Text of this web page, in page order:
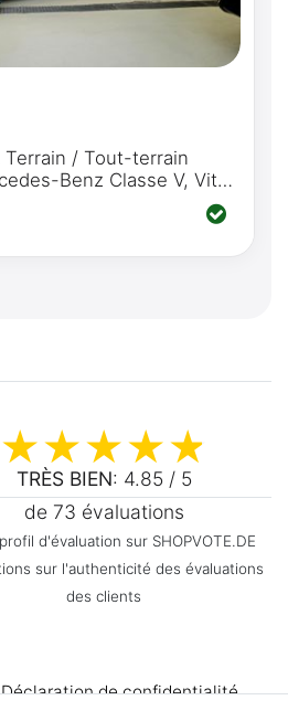
/ Tout-terrain
Benz Classe V, Vito,
Activity - Delta 4x4
R17
TRÈS BIEN: 4.85 / 5
de 73 évaluations
d'évaluation sur SHOPVOTE.DE
sur l'authenticité des évaluations
des clients
Déclaration de confidentialité